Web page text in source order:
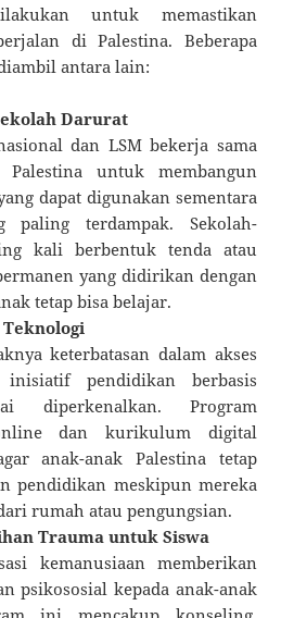
untuk memastikan
di Palestina. Beberapa
antara lain:
Darurat
dan LSM bekerja sama
Palestina untuk membangun
dapat digunakan sementara
paling terdampak. Sekolah-
kali berbentuk tenda atau
yang didirikan dengan
tetap bisa belajar.
keterbatasan dalam akses
pendidikan berbasis
diperkenalkan. Program
dan kurikulum digital
anak-anak Palestina tetap
pendidikan meskipun mereka
rumah atau pengungsian.
Trauma untuk Siswa
kemanusiaan memberikan
psikososial kepada anak-anak